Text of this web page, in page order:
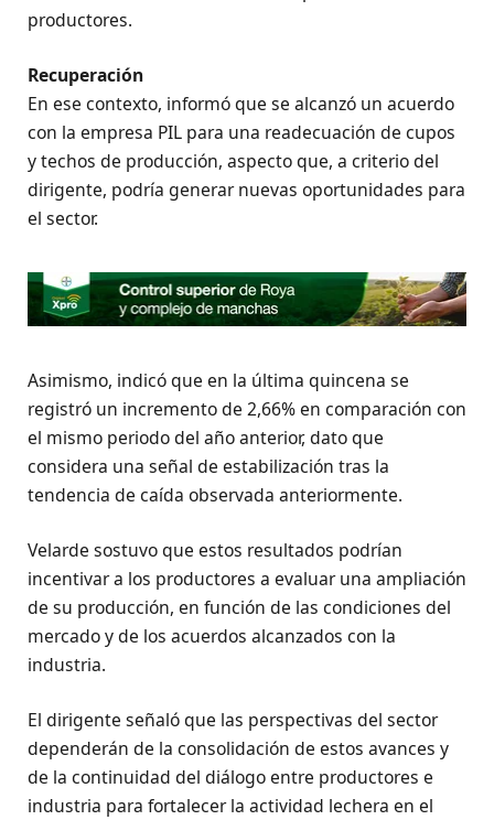
productores.
Recuperación
En ese contexto, informó que se alcanzó un acuerdo
con la empresa PIL para una readecuación de cupos
y techos de producción, aspecto que, a criterio del
dirigente, podría generar nuevas oportunidades para
el sector.
Asimismo, indicó que en la última quincena se
registró un incremento de 2,66% en comparación con
el mismo periodo del año anterior, dato que
considera una señal de estabilización tras la
tendencia de caída observada anteriormente.
Velarde sostuvo que estos resultados podrían
incentivar a los productores a evaluar una ampliación
de su producción, en función de las condiciones del
mercado y de los acuerdos alcanzados con la
industria.
El dirigente señaló que las perspectivas del sector
dependerán de la consolidación de estos avances y
de la continuidad del diálogo entre productores e
industria para fortalecer la actividad lechera en el